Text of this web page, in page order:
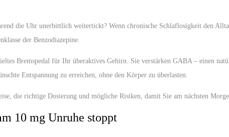
die Uhr unerbittlich weitertickt? Wenn chronische Schlaflosigkeit den
der Benzodiazepine.
Bremspedal für Ihr überaktives Gehirn. Sie verstärken GABA – einen
Entspannung zu erreichen, ohne den Körper zu überlasten.
die richtige Dosierung und mögliche Risiken, damit Sie am nächsten
10 mg Unruhe stoppt